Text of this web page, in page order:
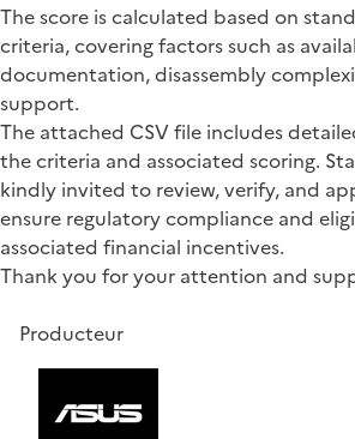
The score is calculated based on
criteria, covering factors such as
documentation, disassembly
support.
The attached CSV file includes
the criteria and associated scoring.
kindly invited to review, verify, and
ensure regulatory compliance and
associated financial incentives.
Thank you for your attention and
Producteur